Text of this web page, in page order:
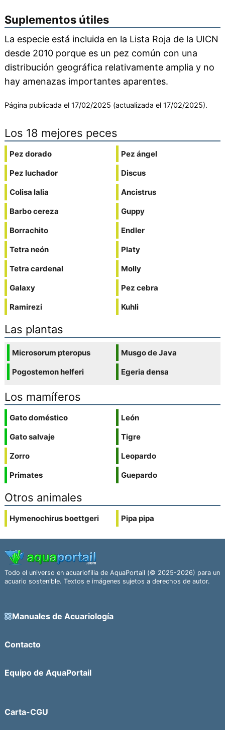
Suplementos útiles
La especie está incluida en la Lista Roja de la UICN
desde 2010 porque es un pez común con una
distribución geográfica relativamente amplia y no
hay amenazas importantes aparentes.
Página publicada el 17/02/2025 (actualizada el 17/02/2025).
Los 18 mejores peces
Pez dorado
Pez luchador
Colisa lalia
Barbo cereza
Borrachito
Tetra neón
Tetra cardenal
Galaxy
Ramirezi
Pez ángel
Discus
Ancistrus
Guppy
Endler
Platy
Molly
Pez cebra
Kuhli
Las plantas
Microsorum pteropus
Pogostemon helferi
Musgo de Java
Egeria densa
Los mamíferos
Gato doméstico
Gato salvaje
Zorro
Primates
León
Tigre
Leopardo
Guepardo
Otros animales
Hymenochirus boettgeri Pipa pipa
Todo el universo en acuariofilia de AquaPortail (© 2025-2026) para un
acuario sostenible. Textos e imágenes sujetos a derechos de autor.
Manuales de Acuariología
Contacto
Equipo de AquaPortail
Carta-CGU